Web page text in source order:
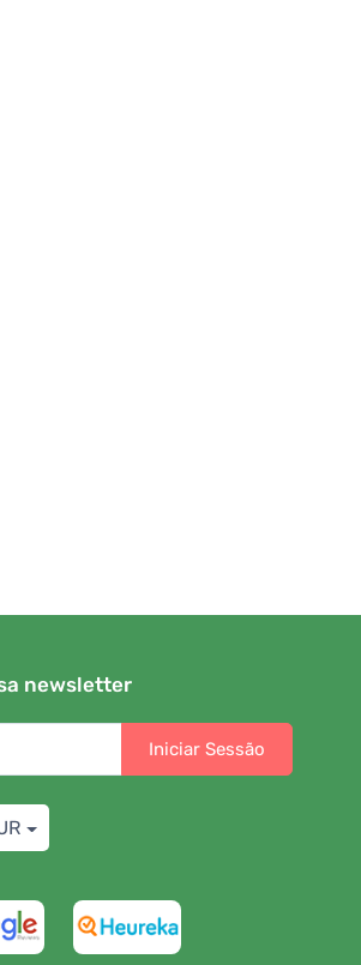
newsletter
Iniciar Sessão